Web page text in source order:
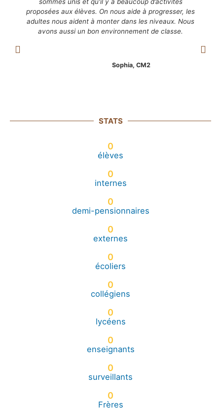
proposées aux élèves. On nous aide à progresser, les
adultes nous aident à monter dans les niveaux. Nous
avons aussi un bon environnement de classe.
Sophia, CM2
STATS
élèves
0
internes
0
demi-pensionnaires
0
externes
0
écoliers
0
collégiens
0
lycéens
0
enseignants
0
surveillants
0
Frères
0